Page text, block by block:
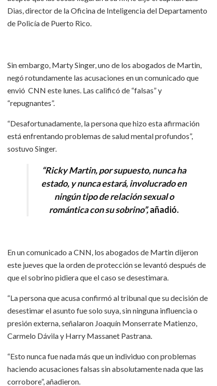
Dias, director de la Oficina de Inteligencia del Departamento
de Policía de Puerto Rico.
Sin embargo, Marty Singer, uno de los abogados de Martin,
negó rotundamente las acusaciones en un comunicado que
envió CNN este lunes. Las calificó de “falsas” y
“repugnantes”.
“Desafortunadamente, la persona que hizo esta afirmación
está enfrentando problemas de salud mental profundos”,
sostuvo Singer.
“Ricky Martin, por supuesto, nunca ha
estado, y nunca estará, involucrado en
ningún tipo de relación sexual o
romántica con su sobrino”,añadió.
En un comunicado a CNN, los abogados de Martin dijeron
este jueves que la orden de protección se levantó después de
que el sobrino pidiera que el caso se desestimara.
“La persona que acusa confirmó al tribunal que su decisión de
desestimar el asunto fue solo suya, sin ninguna influencia o
presión externa, señalaron Joaquín Monserrate Matienzo,
Carmelo Dávila y Harry Massanet Pastrana.
“Esto nunca fue nada más que un individuo con problemas
haciendo acusaciones falsas sin absolutamente nada que las
corrobore”, añadieron.